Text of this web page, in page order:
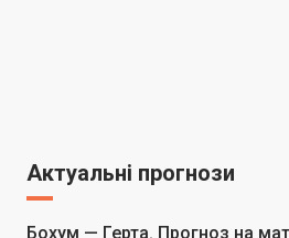
Актуальні прогнози
Бохум — Герта. Прогноз на